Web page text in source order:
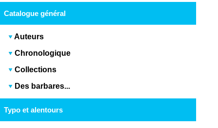
Catalogue général
Auteurs
Chronologique
Collections
Des barbares...
Typo et alentours